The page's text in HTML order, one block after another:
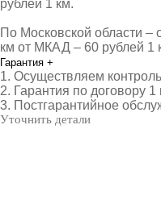
рублей 1 км.
По Московской области –
км от МКАД – 60 рублей 1
Гарантия +
1. Осуществляем
2. Гарантия по договору 1
3. Постгарантийное